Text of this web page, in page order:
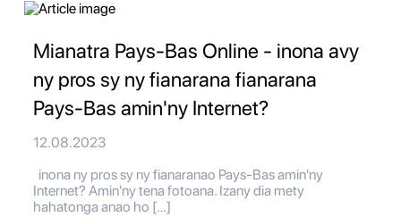
Mianatra Pays-Bas Online - inona avy
ny pros sy ny fianarana fianarana
Pays-Bas amin'ny Internet?
12.08.2023
inona ny pros sy ny fianaranao Pays-Bas amin'ny
Internet? Amin'ny tena fotoana. Izany dia mety
hahatonga anao ho […]